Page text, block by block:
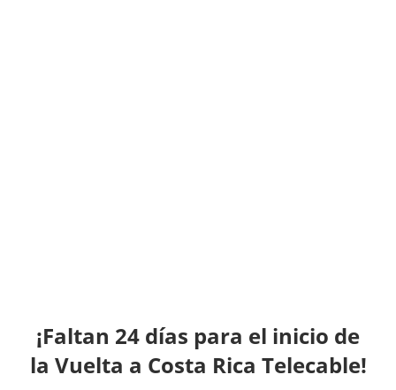
¡Faltan 24 días para el inicio de
la Vuelta a Costa Rica Telecable!